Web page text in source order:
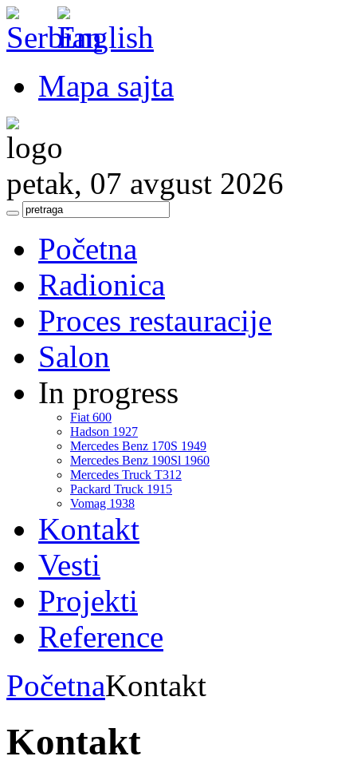
Mapa sajta
petak, 07 avgust 2026
Početna
Radionica
Proces restauracije
Salon
In progress
Fiat 600
Hadson 1927
Mercedes Benz 170S 1949
Mercedes Benz 190Sl 1960
Mercedes Truck T312
Packard Truck 1915
Vomag 1938
Kontakt
Vesti
Projekti
Reference
PočetnaKontakt
Kontakt